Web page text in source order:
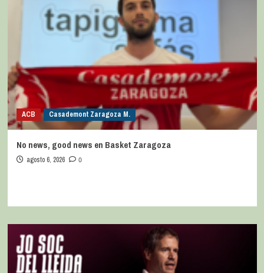
ACB Casademont Zaragoza M.
No news, good news en Basket Zaragoza
agosto 6, 2026 0